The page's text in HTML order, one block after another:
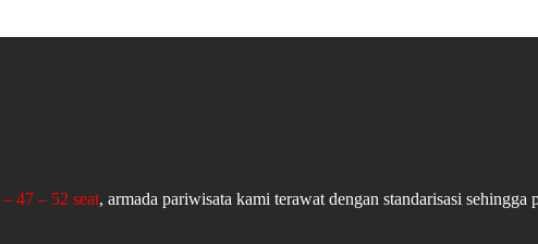
47 – 52 seat, armada pariwisata kami terawat dengan standarisasi sehingga